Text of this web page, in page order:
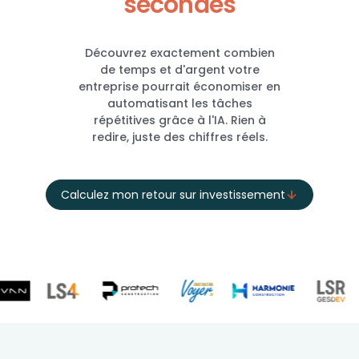
Découvrez exactement combien
de temps et d'argent votre
entreprise pourrait économiser en
automatisant les tâches
répétitives grâce à l'IA. Rien à
redire, juste des chiffres réels.
Calculez mon retour sur investissement